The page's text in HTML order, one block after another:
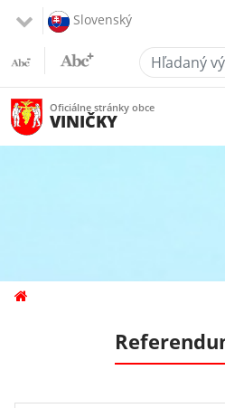
Slovenský
Hľadaný
Oficiálne stránky obce
VINIČKY